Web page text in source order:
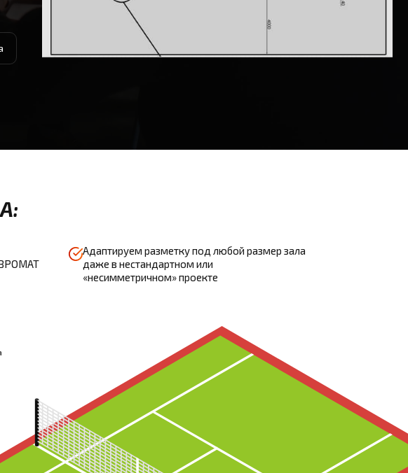
Адаптируем разметку под любой размер зала
даже в нестандартном или
«несимметричном» проекте